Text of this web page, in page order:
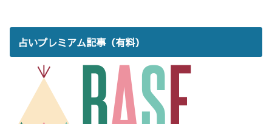
占いプレミアム記事（有料）